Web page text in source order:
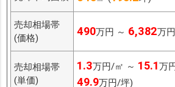
売却相場帯
(価格)
490万円 ～ 6,382万円
売却相場帯
(単価)
1.3万円/㎡ ～ 15.1万
49.9万円/坪)